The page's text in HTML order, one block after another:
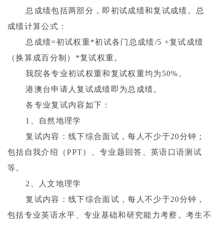
总成绩包括两部分，即初试成绩和复试成绩。总
成绩计算公式：
总成绩=初试权重*初试各门总成绩/5 +复试成绩
（换算成百分制） *复试权重。
我院各专业初试权重和复试权重均为 50% 。
港澳台申请人复试成绩即为总成绩。
各专业复试内容如下：
1
、自然地理学
复试内容：线下综合面试，每人不少于20分钟；
包括自我介绍（PPT）、专业题回答、英语口语测试
等。
2
、人文地理学
复试内容：线下综合面试，每人不少于20分钟，
包括专业英语水平、专业基础和研究能力考察。考生不